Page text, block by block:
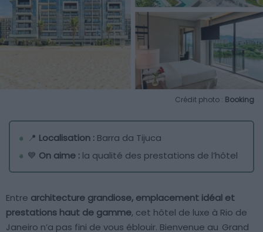
Crédit photo : Booking
📍 Localisation : Barra da Tijuca
💙 On aime : la qualité des prestations de l’hôtel
Entre architecture grandiose, emplacement idéal et
prestations haut de gamme, cet hôtel de luxe à Rio de
Janeiro n’a pas fini de vous éblouir. Bienvenue au Grand